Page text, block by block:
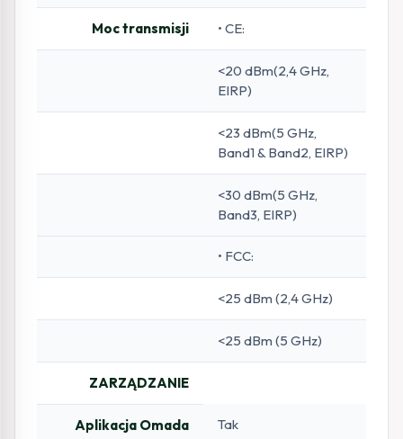
Moc transmisji • CE:
<20 dBm(2,4 GHz,
EIRP)
<23 dBm(5 GHz,
Band1 & Band2, EIRP)
<30 dBm(5 GHz,
Band3, EIRP)
• FCC:
<25 dBm (2,4 GHz)
<25 dBm (5 GHz)
ZARZĄDZANIE
Aplikacja Omada Tak